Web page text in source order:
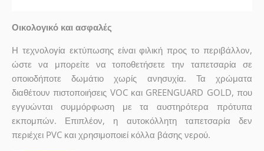
Οικολογικό και ασφαλές
Η τεχνολογία εκτύπωσης είναι φιλική προς το περιβάλλον,
ώστε να μπορείτε να τοποθετήσετε την ταπετσαρία σε
οποιοδήποτε δωμάτιο χωρίς ανησυχία. Τα χρώματα
διαθέτουν πιστοποιήσεις VOC και GREENGUARD GOLD, που
εγγυώνται συμμόρφωση με τα αυστηρότερα πρότυπα
εκπομπών. Επιπλέον, η αυτοκόλλητη ταπετσαρία δεν
περιέχει PVC και χρησιμοποιεί κόλλα βάσης νερού.